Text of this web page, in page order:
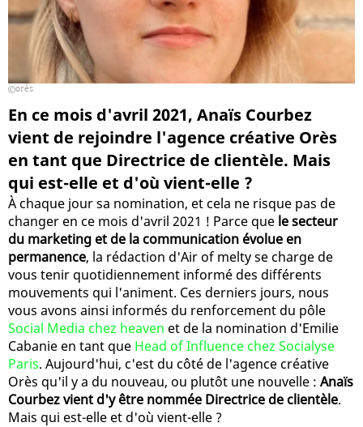
orès
En ce mois d'avril 2021, Anaïs Courbez
vient de rejoindre l'agence créative Orès
en tant que Directrice de clientèle. Mais
qui est-elle et d'où vient-elle ?
À chaque jour sa nomination, et cela ne risque pas de
changer en ce mois d'avril 2021 ! Parce que le secteur
du marketing et de la communication évolue en
permanence, la rédaction d'Air of melty se charge de
vous tenir quotidiennement informé des différents
mouvements qui l'animent. Ces derniers jours, nous
vous avons ainsi informés du renforcement du pôle
Social Media chez heaven et de la nomination d'Emilie
Cabanie en tant que Head of Influence chez Socialyse
Paris. Aujourd'hui, c'est du côté de l'agence créative
Orès qu'il y a du nouveau, ou plutôt une nouvelle : Anaïs
Courbez vient d'y être nommée Directrice de clientèle.
Mais qui est-elle et d'où vient-elle ?